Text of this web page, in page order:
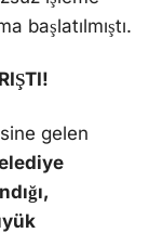
başlatılmıştı.
gelen